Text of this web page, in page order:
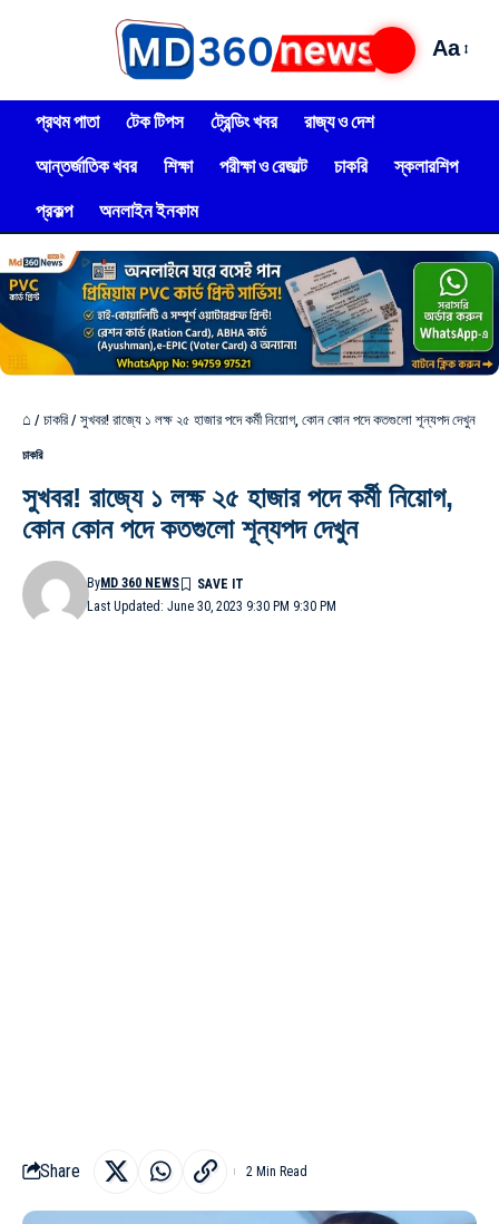
Aa
প্রথম পাতা টেক টিপস ট্রেন্ডিং খবর
রাজ্য ও দেশ
আন্তর্জাতিক খবর
শিক্ষা পরীক্ষা ও রেজাল্ট চাকরি
স্কলারশিপ
প্রকল্প
অনলাইন ইনকাম
⌂ / চাকরি / সুখবর! রাজ্যে ১ লক্ষ ২৫ হাজার পদে কর্মী নিয়োগ, কোন কোন পদে কতগুলো শূন্যপদ দেখুন
চাকরি
সুখবর! রাজ্যে ১ লক্ষ ২৫ হাজার পদে কর্মী নিয়োগ,
কোন কোন পদে কতগুলো শূন্যপদ দেখুন
Last Updated: June 30, 2023 9:30 PM 9:30 PM
ByMD 360 NEWS
Share 2 Min Read